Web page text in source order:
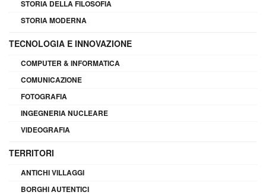
STORIA DELLA FILOSOFIA
STORIA MODERNA
TECNOLOGIA E INNOVAZIONE
COMPUTER & INFORMATICA
COMUNICAZIONE
FOTOGRAFIA
INGEGNERIA NUCLEARE
VIDEOGRAFIA
TERRITORI
ANTICHI VILLAGGI
BORGHI AUTENTICI